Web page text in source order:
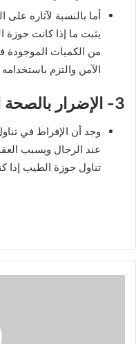
أما بالنسبة لآثاره
يثبت ما إذا كانت جوزة
من الكميات الموجودة
الآمن والتزم
3- الإضرار بالصحة الجنسية للرجل
وجد أن الإفراط في
عند الرجال ويسبب
تناول جوزة الطيب